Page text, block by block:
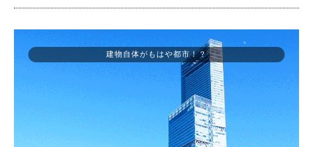
建物自体がもはや都市！？